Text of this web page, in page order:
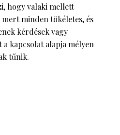
hogy valaki mellett
minden tökéletes, és
kérdések vagy
akapcsolatalapja mélyen
tűnik.